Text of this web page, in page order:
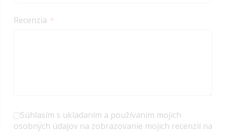
Recenzia
Súhlasím s ukladaním a používaním mojich
osobných údajov na zobrazovanie mojich recenzií na